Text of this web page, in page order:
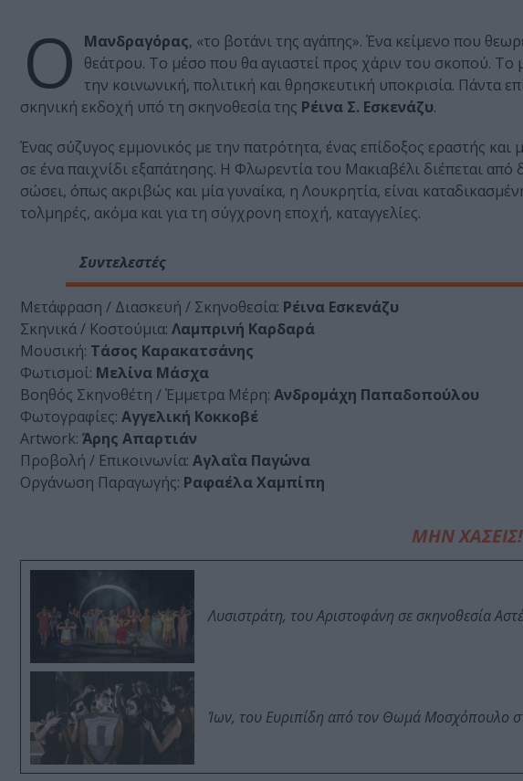
Ο Μανδραγόρας, «το βοτάνι της αγάπης». Ένα κείμενο που
θεάτρου. Το μέσο που θα αγιαστεί προς χάριν του σκοπού. Το
την κοινωνική, πολιτική και θρησκευτική υποκρισία. Πάντα
σκηνική εκδοχή υπό τη σκηνοθεσία της Ρέινα Σ. Εσκενάζυ.
Ένας σύζυγος εμμονικός με την πατρότητα, ένας επίδοξος εραστής
σε ένα παιχνίδι εξαπάτησης. Η Φλωρεντία του Μακιαβέλι διέπεται από
σώσει, όπως ακριβώς και μία γυναίκα, η Λουκρητία, είναι
τολμηρές, ακόμα και για τη σύγχρονη εποχή, καταγγελίες.
Συντελεστές
Μετάφραση / Διασκευή / Σκηνοθεσία: Ρέινα Εσκενάζυ
Σκηνικά / Κοστούμια: Λαμπρινή Καρδαρά
Μουσική: Τάσος Καρακατσάνης
Φωτισμοί: Μελίνα Μάσχα
Βοηθός Σκηνοθέτη / Έμμετρα Μέρη: Ανδρομάχη Παπαδοπούλου
Φωτογραφίες: Αγγελική Κοκκοβέ
Artwork: Άρης Απαρτιάν
Προβολή / Επικοινωνία: Αγλαΐα Παγώνα
Οργάνωση Παραγωγής: Ραφαέλα Χαμπίπη
ΜΗΝ ΧΑΣΕΙΣ!
Λυσιστράτη, του Αριστοφάνη σε σκηνοθεσία
Ίων, του Ευριπίδη από τον Θωμά Μοσχόπουλο